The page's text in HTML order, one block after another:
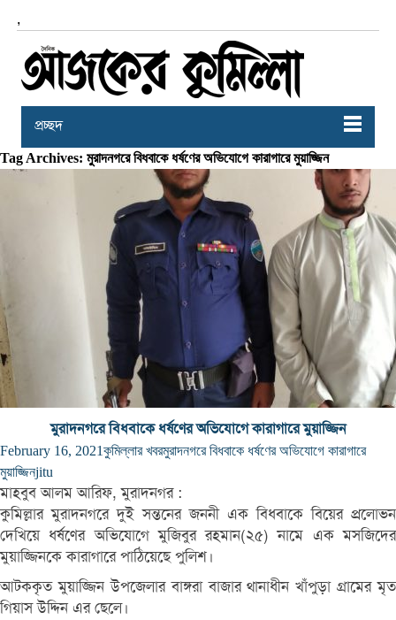
,
প্রচ্ছদ
Tag Archives: মুরাদনগরে বিধবাকে ধর্ষণের অভিযোগে কারাগারে মুয়াজ্জিন
মুরাদনগরে বিধবাকে ধর্ষণের অভিযোগে কারাগারে মুয়াজ্জিন
February 16, 2021কুমিল্লার খবরমুরাদনগরে বিধবাকে ধর্ষণের অভিযোগে কারাগারে
মুয়াজ্জিনjitu
মাহবুব আলম আরিফ, মুরাদনগর :
কুমিল্লার মুরাদনগরে দুই সন্তনের জননী এক বিধবাকে বিয়ের প্রলোভন
দেখিয়ে ধর্ষণের অভিযোগে মুজিবুর রহমান(২৫) নামে এক মসজিদের
মুয়াজ্জিনকে কারাগারে পাঠিয়েছে পুলিশ।
আটককৃত মুয়াজ্জিন উপজেলার বাঙ্গরা বাজার থানাধীন খাঁপুড়া গ্রামের মৃত
গিয়াস উদ্দিন এর ছেলে।